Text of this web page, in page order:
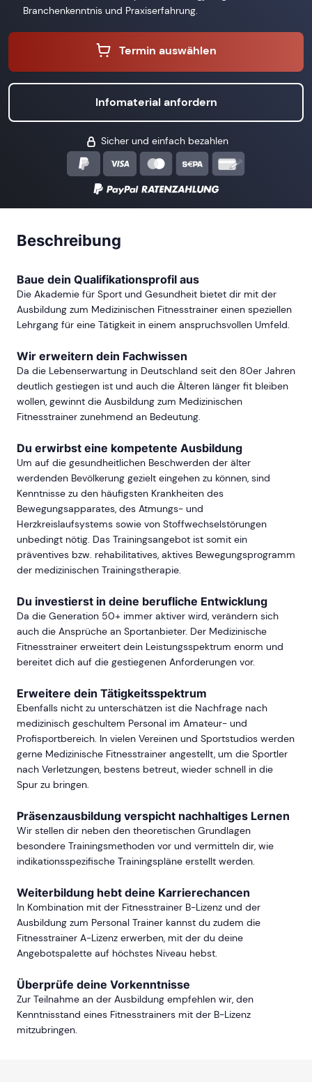
Branchenkenntnis und Praxiserfahrung.
Termin auswählen
Infomaterial anfordern
Sicher und einfach bezahlen
Beschreibung
Baue dein Qualifikationsprofil aus
Die Akademie für Sport und Gesundheit bietet dir mit der
Ausbildung zum Medizinischen Fitnesstrainer einen speziellen
Lehrgang für eine Tätigkeit in einem anspruchsvollen Umfeld.
Wir erweitern dein Fachwissen
Da die Lebenserwartung in Deutschland seit den 80er Jahren
deutlich gestiegen ist und auch die Älteren länger fit bleiben
wollen, gewinnt die Ausbildung zum Medizinischen
Fitnesstrainer zunehmend an Bedeutung.
Du erwirbst eine kompetente Ausbildung
Um auf die gesundheitlichen Beschwerden der älter
werdenden Bevölkerung gezielt eingehen zu können, sind
Kenntnisse zu den häufigsten Krankheiten des
Bewegungsapparates, des Atmungs- und
Herzkreislaufsystems sowie von Stoffwechselstörungen
unbedingt nötig. Das Trainingsangebot ist somit ein
präventives bzw. rehabilitatives, aktives Bewegungsprogramm
der medizinischen Trainingstherapie.
Du investierst in deine berufliche Entwicklung
Da die Generation 50+ immer aktiver wird, verändern sich
auch die Ansprüche an Sportanbieter. Der Medizinische
Fitnesstrainer erweitert dein Leistungsspektrum enorm und
bereitet dich auf die gestiegenen Anforderungen vor.
Erweitere dein Tätigkeitsspektrum
Ebenfalls nicht zu unterschätzen ist die Nachfrage nach
medizinisch geschultem Personal im Amateur- und
Profisportbereich. In vielen Vereinen und Sportstudios werden
gerne Medizinische Fitnesstrainer angestellt, um die Sportler
nach Verletzungen, bestens betreut, wieder schnell in die
Spur zu bringen.
Präsenzausbildung verspicht nachhaltiges Lernen
Wir stellen dir neben den theoretischen Grundlagen
besondere Trainingsmethoden vor und vermitteln dir, wie
indikationsspezifische Trainingspläne erstellt werden.
Weiterbildung hebt deine Karrierechancen
In Kombination mit der Fitnesstrainer B-Lizenz und der
Ausbildung zum Personal Trainer kannst du zudem die
Fitnesstrainer A-Lizenz erwerben, mit der du deine
Angebotspalette auf höchstes Niveau hebst.
Überprüfe deine Vorkenntnisse
Zur Teilnahme an der Ausbildung empfehlen wir, den
Kenntnisstand eines Fitnesstrainers mit der B-Lizenz
mitzubringen.